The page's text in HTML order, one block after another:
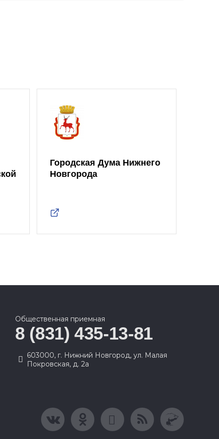
Городская Дума Нижнего
Новгорода
Общественная приемная
8 (831) 435-13-81
603000, г. Нижний Новгород, ул. Малая
Покровская, д. 2а